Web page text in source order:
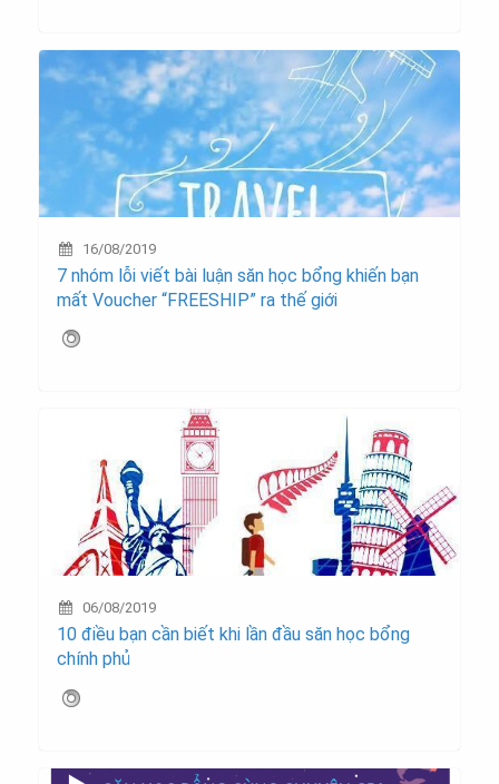
16/08/2019
7 nhóm lỗi viết bài luận săn học bổng khiến bạn
mất Voucher “FREESHIP” ra thế giới
06/08/2019
10 điều bạn cần biết khi lần đầu săn học bổng
chính phủ